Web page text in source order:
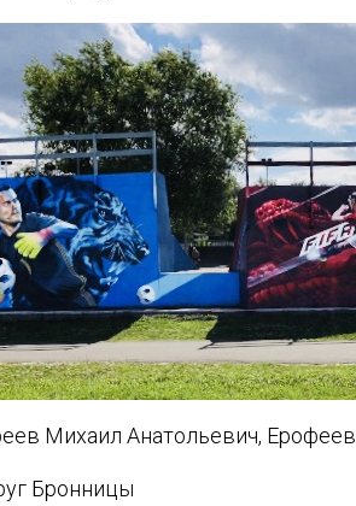
Михаил Анатольевич,
Бронницы